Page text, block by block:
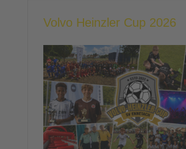
Volvo Heinzler Cup 2026